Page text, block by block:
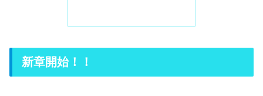
新章開始！！